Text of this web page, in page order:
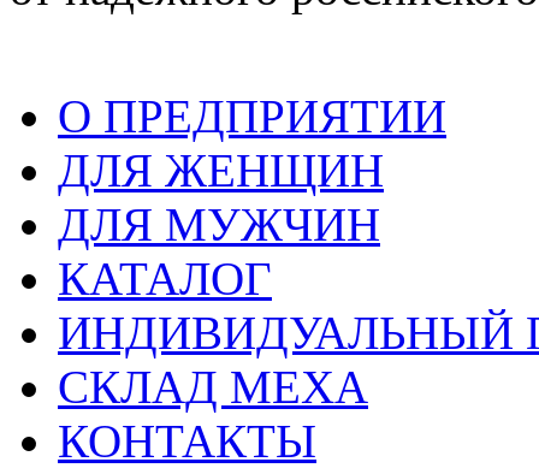
О ПРЕДПРИЯТИИ
ДЛЯ ЖЕНЩИН
ДЛЯ МУЖЧИН
КАТАЛОГ
ИНДИВИДУАЛЬНЫЙ
СКЛАД МЕХА
КОНТАКТЫ